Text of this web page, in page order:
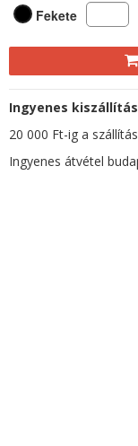
Fekete
Ingyenes
20 000 Ft-ig a
Ingyenes átvétel